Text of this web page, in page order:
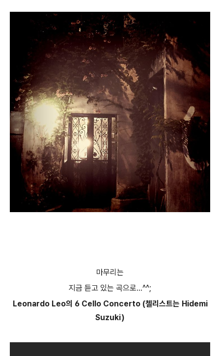
마무리는
지금 듣고 있는 곡으로...^^;
Leonardo Leo의 6 Cello Concerto (첼리스트는 Hidemi
Suzuki)